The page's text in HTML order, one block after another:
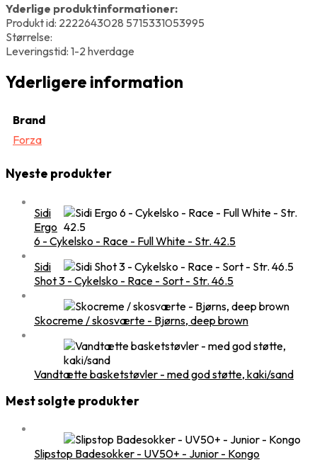
Yderlige produktinformationer:
Produkt id: 2222643028 5715331053995
Størrelse:
Leveringstid: 1-2 hverdage
Yderligere information
Brand
Forza
Nyeste produkter
Sidi
Ergo
6 - Cykelsko - Race - Full White - Str. 42.5
Sidi
Shot 3 - Cykelsko - Race - Sort - Str. 46.5
Skocreme / skosværte - Bjørns, deep brown
Vandtætte basketstøvler - med god støtte, kaki/sand
Mest solgte produkter
Slipstop Badesokker - UV50+ - Junior - Kongo